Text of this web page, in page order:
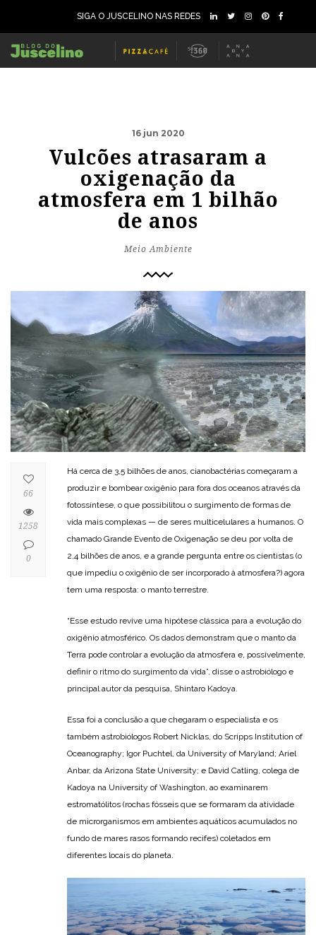
SIGA O JUSCELINO NAS REDES
16 jun 2020
Vulcões atrasaram a
oxigenação da
atmosfera em 1 bilhão
de anos
Meio Ambiente
Há cerca de 3,5 bilhões de anos, cianobactérias começaram a
produzir e bombear oxigênio para fora dos oceanos através da
fotossíntese, o que possibilitou o surgimento de formas de
vida mais complexas — de seres multicelulares a humanos. O
chamado Grande Evento de Oxigenação se deu por volta de
2,4 bilhões de anos, e a grande pergunta entre os cientistas (o
que impediu o oxigênio de ser incorporado à atmosfera?) agora
tem uma resposta: o manto terrestre.
“Esse estudo revive uma hipótese clássica para a evolução do
oxigênio atmosférico. Os dados demonstram que o manto da
Terra pode controlar a evolução da atmosfera e, possivelmente,
definir o ritmo do surgimento da vida”, disse o astrobiólogo e
principal autor da pesquisa, Shintaro Kadoya.
Essa foi a conclusão a que chegaram o especialista e os
também astrobiólogos Robert Nicklas, do Scripps Institution of
Oceanography; Igor Puchtel, da University of Maryland; Ariel
Anbar, da Arizona State University; e David Catling, colega de
Kadoya na University of Washington, ao examinarem
estromatólitos (rochas fósseis que se formaram da atividade
de microrganismos em ambientes aquáticos acumulados no
fundo de mares rasos formando recifes) coletados em
diferentes locais do planeta.
66
1258
0